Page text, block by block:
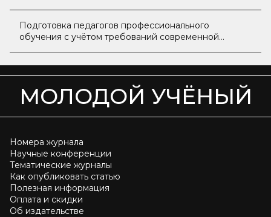
Подготовка педагогов профессионального
обучения с учётом требований современной
МОЛОДОЙ УЧЁНЫЙ
Номера журнала
Научные конференции
Тематические журналы
Как опубликовать статью
Полезная информация
Оплата и скидки
Об издательстве